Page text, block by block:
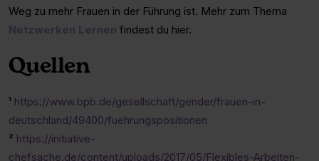
Weg zu mehr Frauen in der Führung ist. Mehr zum Thema
Netzwerken Lernen findest du hier.
Quellen
¹ https://www.bpb.de/gesellschaft/gender/frauen-in-
deutschland/49400/fuehrungspositionen
² https://initiative-
chefsache.de/content/uploads/2017/05/Flexibles-Arbeiten-